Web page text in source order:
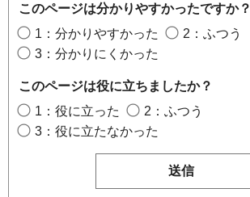
このページは分かりやすかったですか？
1：分かりやすかった
2：ふつう
3：分かりにくかった
このページは役に立ちましたか？
1：役に立った
2：ふつう
3：役に立たなかった